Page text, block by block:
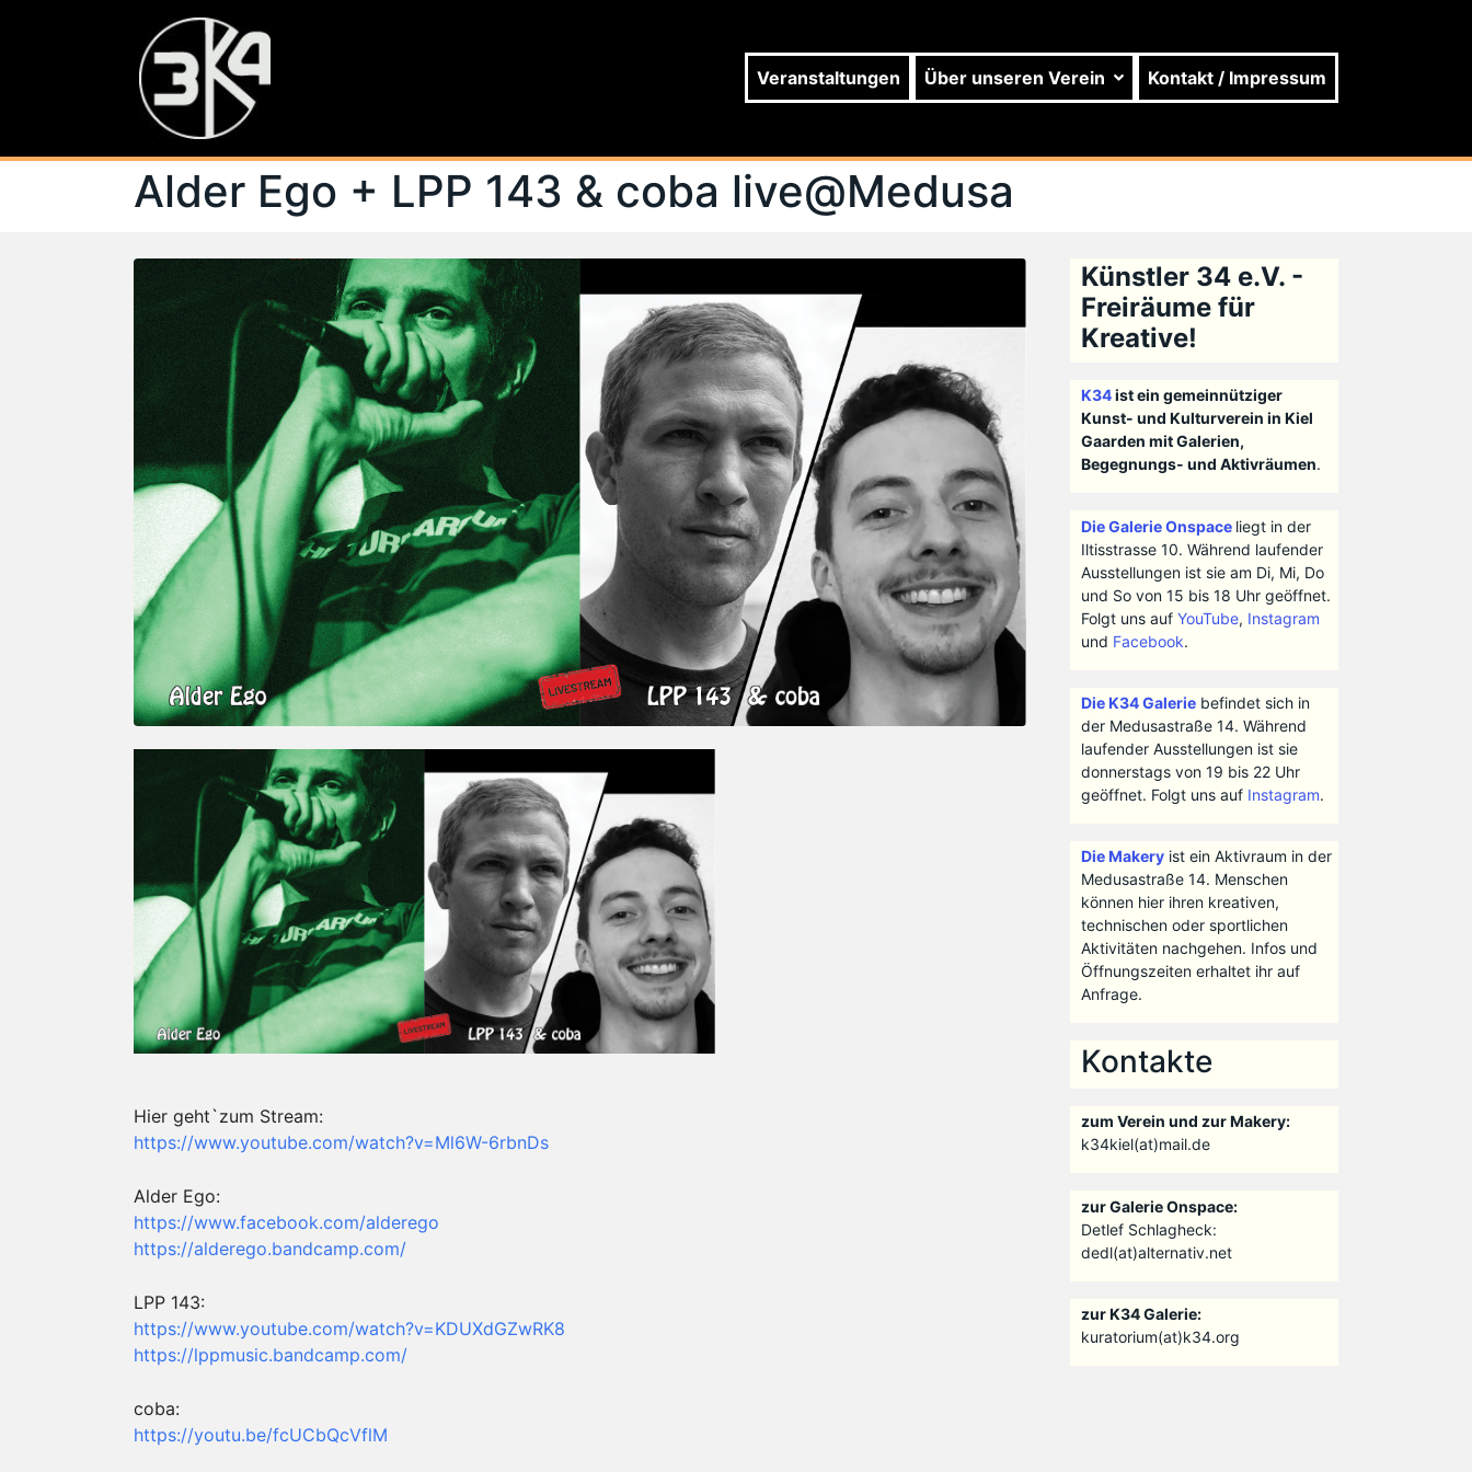
Veranstaltungen Über unseren Verein Kontakt / Impressum
Alder Ego + LPP 143 & coba live@Medusa
Hier geht`zum Stream:
https://www.youtube.com/watch?v=Ml6W-6rbnDs
Alder Ego:
https://www.facebook.com/alderego
https://alderego.bandcamp.com/
LPP 143:
https://www.youtube.com/watch?v=KDUXdGZwRK8
https://lppmusic.bandcamp.com/
coba:
https://youtu.be/fcUCbQcVflM
Künstler 34 e.V. -
Freiräume für
Kreative!
K34ist ein gemeinnütziger
Kunst- und Kulturverein in Kiel
Gaarden mit Galerien,
Begegnungs- und Aktivräumen.
Die Galerie Onspace liegt in der
Iltisstrasse 10. Während laufender
Ausstellungen ist sie am Di, Mi, Do
und So von 15 bis 18 Uhr geöffnet.
Folgt uns auf YouTube, Instagram
und Facebook.
Die K34 Galeriebefindet sich in
der Medusastraße 14. Während
laufender Ausstellungen ist sie
donnerstags von 19 bis 22 Uhr
geöffnet. Folgt uns auf Instagram.
Die Makeryist ein Aktivraum in der
Medusastraße 14. Menschen
können hier ihren kreativen,
technischen oder sportlichen
Aktivitäten nachgehen. Infos und
Öffnungszeiten erhaltet ihr auf
Anfrage.
Kontakte
zum Verein und zur Makery:
k34kiel(at)mail.de
zur Galerie Onspace:
Detlef Schlagheck:
dedl(at)alternativ.net
zur K34 Galerie:
kuratorium(at)k34.org